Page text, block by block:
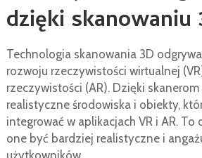
dzięki skanowaniu
Technologia skanowania 3D
rozwoju rzeczywistości wirtualnej
rzeczywistości (AR). Dzięki
realistyczne środowiska i obiekty,
integrować w aplikacjach VR i AR. To
one być bardziej realistyczne i